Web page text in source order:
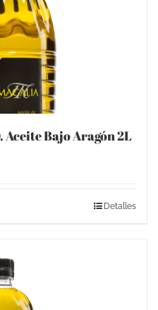
Bajo Aragón 2L
Detalles